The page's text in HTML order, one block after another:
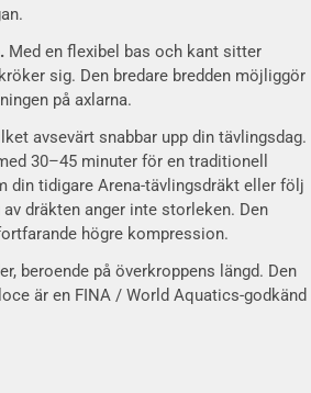
Med en flexibel bas och kant sitter
sig. Den bredare bredden möjliggör
på axlarna.
avsevärt snabbar upp din tävlingsdag.
30–45 minuter för en traditionell
tidigare Arena-tävlingsdräkt eller följ
dräkten anger inte storleken. Den
högre kompression.
beroende på överkroppens längd. Den
är en FINA / World Aquatics-godkänd